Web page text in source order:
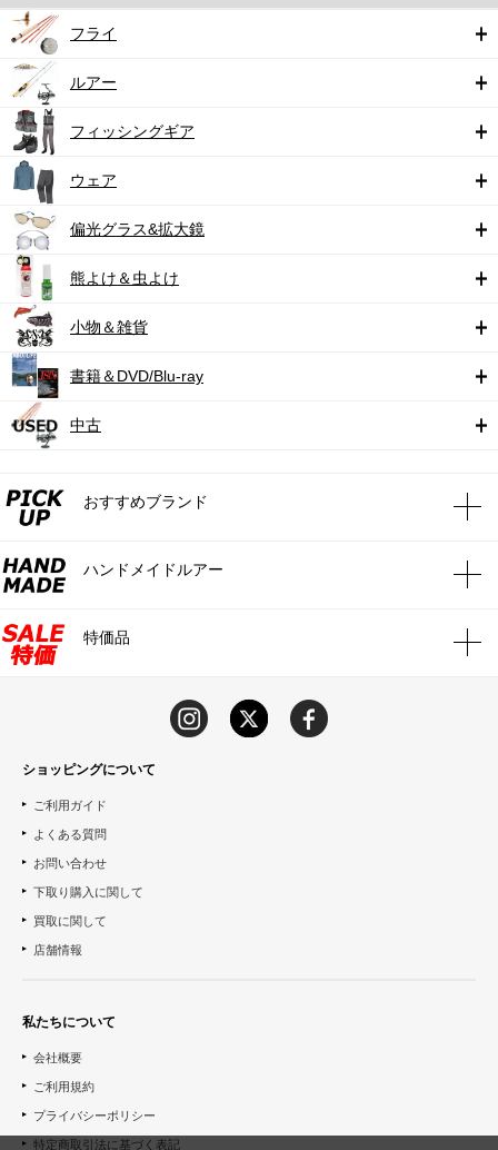
フライ
ルアー
フィッシングギア
ウェア
偏光グラス&拡大鏡
熊よけ＆虫よけ
小物＆雑貨
書籍＆DVD/Blu-ray
中古
おすすめブランド
ハンドメイドルアー
特価品
ショッピングについて
ご利用ガイド
よくある質問
お問い合わせ
下取り購入に関して
買取に関して
店舗情報
私たちについて
会社概要
ご利用規約
プライバシーポリシー
特定商取引法に基づく表記